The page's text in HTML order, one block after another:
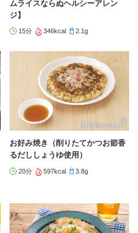
ムライスならぬヘルシーアレン
ジ】
15分 346kcal 2.1g
お好み焼き（削りたてかつお節香
るだししょうゆ使用）
20分 597kcal 3.8g